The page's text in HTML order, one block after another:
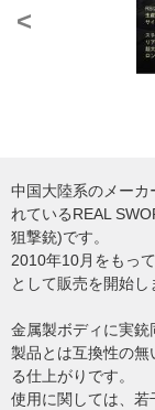
<
中国大陸系のメーカ
れているREAL
狙撃銃)です。
2010年10月をもっ
として販売を開始し
金属製ボディに実
製品とは互換性の
る仕上がりです。
使用に関しては、